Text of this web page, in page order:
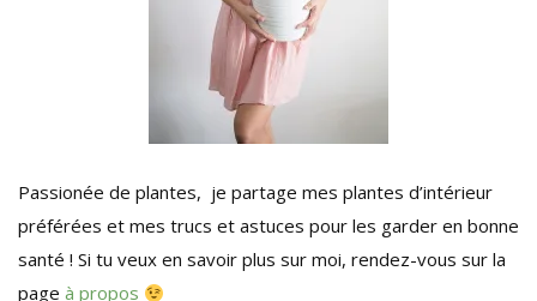
Passionée de plantes, je partage mes plantes d’intérieur
préférées et mes trucs et astuces pour les garder en bonne
santé ! Si tu veux en savoir plus sur moi, rendez-vous sur la
page à propos